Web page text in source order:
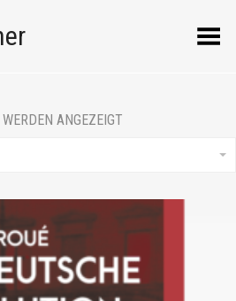
Menü umschalten
ANGEZEIGT